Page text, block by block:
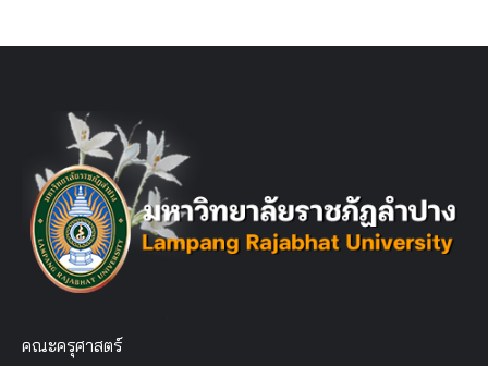
คณะครุศาสตร์